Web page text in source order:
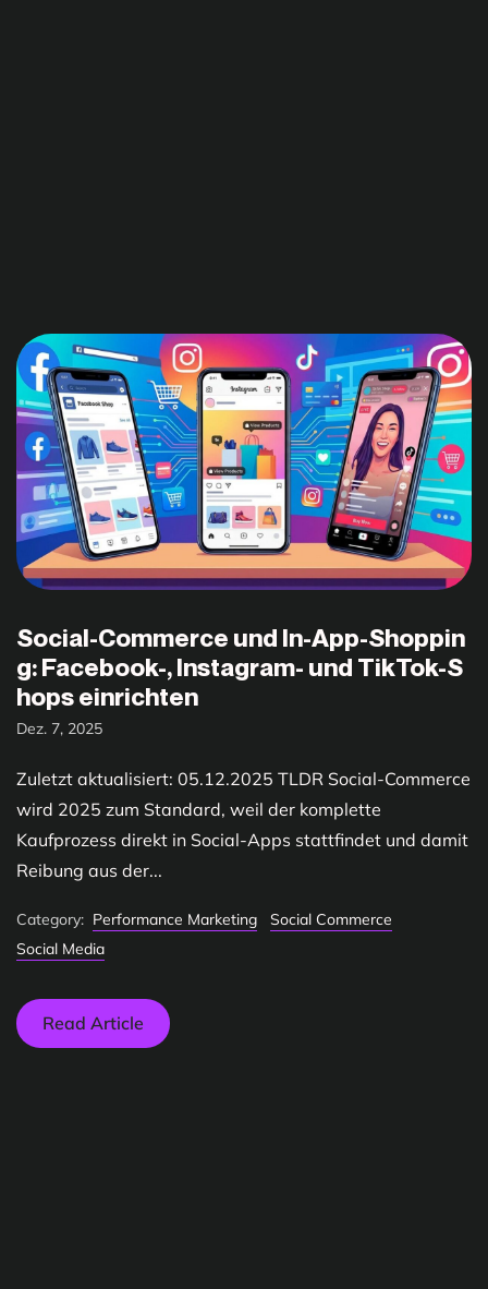
Social-Commerce und In-App-Shoppin
g: Facebook-, Instagram- und TikTok-S
hops einrichten
Dez. 7, 2025
Zuletzt aktualisiert: 05.12.2025 TLDR Social-Commerce
wird 2025 zum Standard, weil der komplette
Kaufprozess direkt in Social-Apps stattfindet und damit
Reibung aus der...
Category: Performance Marketing
Social Commerce
Social Media
Read Article